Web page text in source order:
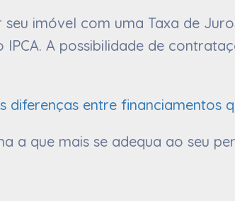
imóvel com uma Taxa de
IPCA. A possibilidade de
diferenças entre financiamentos
a que mais se adequa ao seu